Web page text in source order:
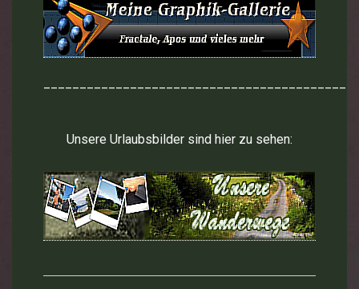
Unsere Urlaubsbilder sind hier zu sehen: